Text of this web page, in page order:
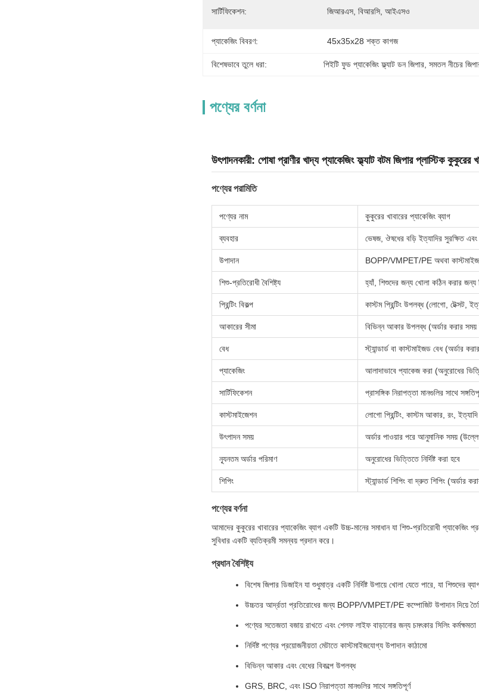
সার্টিফিকেশন: জিআরএস, বিআরসি, আইএসও
প্যাকেজিং বিবরণ: 45x35x28 শক্ত কাগজ
বিশেষভাবে তুলে ধরা: পিইটি ফুড প্যাকেজিং ফ্ল্যাট ডন জিপার , সমতল নীচের
পণ্যের বর্ণনা
উৎপাদনকারী: পোষা প্রাণীর খাদ্য প্যাকেজিং ফ্ল্যাট বটম জিপার প্লাস্টিক কুকুরের
পণ্যের পরামিতি
পণ্যের নাম কুকুরের খাবারের প্যাকেজিং ব্যাগ
ব্যবহার ভেষজ, ঔষধের বড়ি ইত্যাদির সুরক্ষিত এবং
উপাদান BOPP/VMPET/PE অথবা
শিশু-প্রতিরোধী বৈশিষ্ট্য হ্যাঁ, শিশুদের জন্য খোলা কঠিন করার জন্য
প্রিন্টিং বিকল্প কাস্টম প্রিন্টিং উপলব্ধ (লোগো, টেক্সট,
আকারের সীমা বিভিন্ন আকার উপলব্ধ (অর্ডার করার
বেধ স্ট্যান্ডার্ড বা কাস্টমাইজড বেধ (অর্ডার
প্যাকেজিং আলাদাভাবে প্যাকেজ করা (অনুরোধের
সার্টিফিকেশন প্রাসঙ্গিক নিরাপত্তা মানগুলির সাথে
কাস্টমাইজেশন লোগো প্রিন্টিং, কাস্টম আকার, রং,
উৎপাদন সময় অর্ডার পাওয়ার পরে আনুমানিক সময়
ন্যূনতম অর্ডার পরিমাণ অনুরোধের ভিত্তিতে নির্দিষ্ট করা হবে
শিপিং স্ট্যান্ডার্ড শিপিং বা দ্রুত শিপিং (অর্ডার
পণ্যের বর্ণনা
আমাদের কুকুরের খাবারের প্যাকেজিং ব্যাগ একটি উচ্চ-মানের সমাধান যা শিশু-প্রতিরোধী প্যাকেজিং
সুবিধার একটি ব্যতিক্রমী সমন্বয় প্রদান করে।
প্রধান বৈশিষ্ট্য
বিশেষ জিপার ডিজাইন যা শুধুমাত্র একটি নির্দিষ্ট উপায়ে খোলা যেতে পারে, যা শিশুদের
উচ্চতর আর্দ্রতা প্রতিরোধের জন্য BOPP/VMPET/PE কম্পোজিট উপাদান দিয়ে
পণ্যের সতেজতা বজায় রাখতে এবং শেলফ লাইফ বাড়ানোর জন্য চমৎকার সিলিং কর্মক্ষমতা
নির্দিষ্ট পণ্যের প্রয়োজনীয়তা মেটাতে কাস্টমাইজযোগ্য উপাদান কাঠামো
বিভিন্ন আকার এবং বেধের বিকল্পে উপলব্ধ
GRS, BRC, এবং ISO নিরাপত্তা মানগুলির সাথে সঙ্গতিপূর্ণ